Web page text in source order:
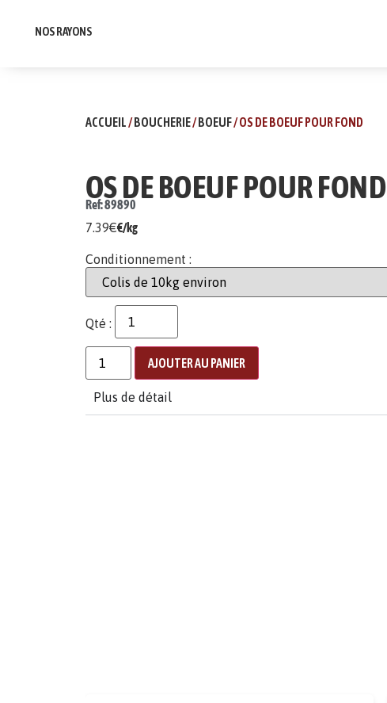
NOS RAYONS
ACCUEIL/BOUCHERIE/BOEUF/ OS DE BOEUF POUR FOND
OS DE BOEUF POUR FOND
Ref: 89890
7.39€€/kg
Conditionnement :
Qté :
AJOUTER AU PANIER
Plus de détail